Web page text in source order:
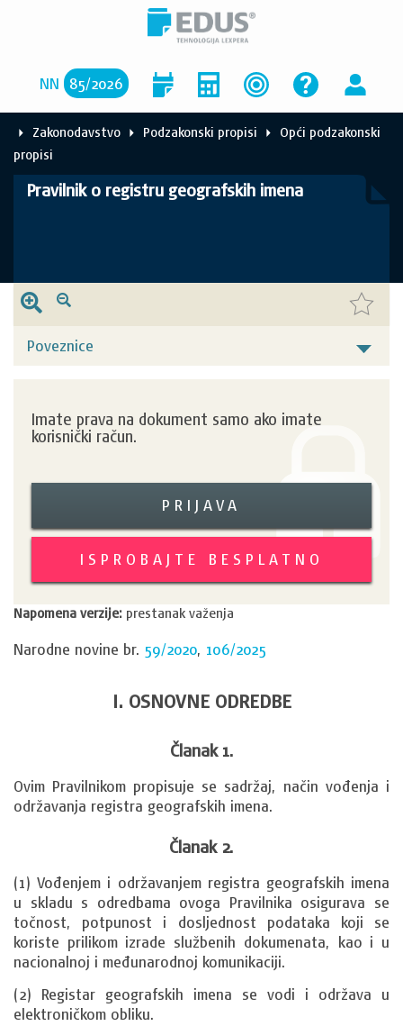
NN 85/2026
Zakonodavstvo Podzakonski propisi
Opći podzakonski
propisi
Pravilnik o registru geografskih imena
Poveznice
Imate prava na dokument samo ako imate
korisnički račun.
PRIJAVA
ISPROBAJTE BESPLATNO
Napomena verzije: prestanak važenja
Narodne novine br. 59/2020, 106/2025
I. OSNOVNE ODREDBE
Članak 1.
Ovim Pravilnikom propisuje se sadržaj, način vođenja i
održavanja registra geografskih imena.
Članak 2.
(1) Vođenjem i održavanjem registra geografskih imena
u skladu s odredbama ovoga Pravilnika osigurava se
točnost, potpunost i dosljednost podataka koji se
koriste prilikom izrade službenih dokumenata, kao i u
nacionalnoj i međunarodnoj komunikaciji.
(2) Registar geografskih imena se vodi i održava u
elektroničkom obliku.